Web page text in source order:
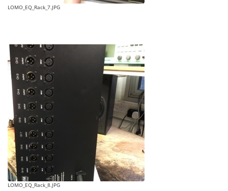
LOMO_EQ_Rack_7.JPG
LOMO_EQ_Rack_8.JPG